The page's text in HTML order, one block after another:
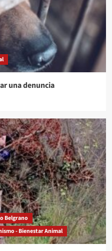
una denuncia
Belgrano
- Bienestar Animal